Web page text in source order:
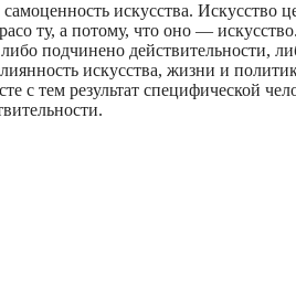
искусства. Искусство
ту, а потому, что оно —
подчинено дейст­вительности,
искусства, жизни и
с тем результат специфической